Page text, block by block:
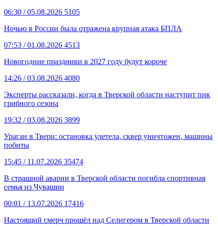
06:30 / 05.08.2026 5105
Ночью в России была отражена крупная атака БПЛА
07:53 / 01.08.2026 4513
Новогодние праздники в 2027 году будут короче
14:26 / 03.08.2026 4080
Эксперты рассказали, когда в Тверской области наступит пик
грибного сезона
19:32 / 03.08.2026 3899
Ураган в Твери: остановка улетела, сквер уничтожен, машины
побиты
15:45 / 11.07.2026 35474
В страшной аварии в Тверской области погибла спортивная
семья из Чувашии
00:01 / 13.07.2026 17416
Настоящий смерч прошёл над Селигером в Тверской области